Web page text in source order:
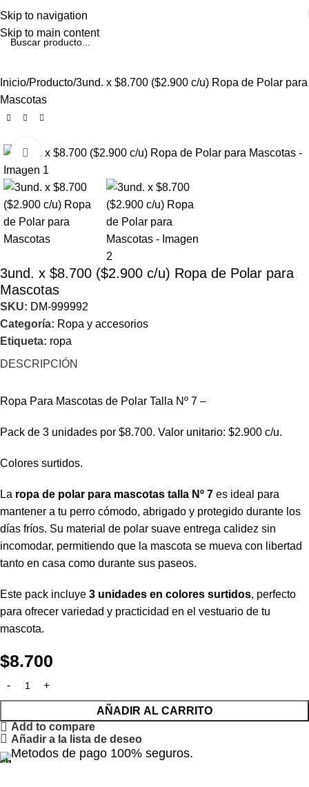
Skip to navigation
Skip to main content
Inicio Producto 3und. x $8.700 ($2.900 c/u) Ropa de Polar para
Mascotas
Click to enlarge
3und. x $8.700 ($2.900 c/u) Ropa de Polar para
Mascotas
SKU: DM-999992
Categoría: Ropa y accesorios
Etiqueta: ropa
DESCRIPCIÓN
Ropa Para Mascotas de Polar Talla Nº 7 –
Pack de 3 unidades por $8.700. Valor unitario: $2.900 c/u.
Colores surtidos.
La ropa de polar para mascotas talla Nº 7 es ideal para
mantener a tu perro cómodo, abrigado y protegido durante los
días fríos. Su material de polar suave entrega calidez sin
incomodar, permitiendo que la mascota se mueva con libertad
tanto en casa como durante sus paseos.
Este pack incluye 3 unidades en colores surtidos, perfecto
para ofrecer variedad y practicidad en el vestuario de tu
mascota.
$8.700
AÑADIR AL CARRITO
Add to compare
Añadir a la lista de deseo
Metodos de pago 100% seguros.